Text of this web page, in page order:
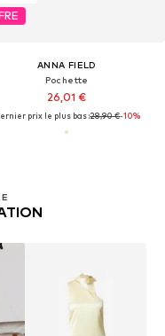
ANNA FIELD
Pochette
26,01 €
prix le plus bas :28,90 €-10%